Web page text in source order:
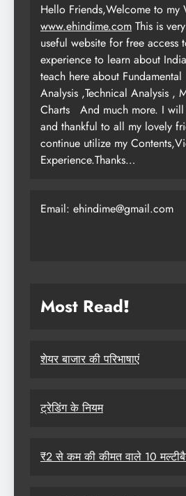
Hello Friends,Welcome to my
www.ehindime.com This is
useful website for free access
experience to learn about
teach here about Fundamental
Analysis ,Technical Analysis ,
Charts
And much more. I
and thankful to all my lovely
continue utilize my
Experience.Thanks…
Email: ehindime@gmail.com
Most Read!
शेयर बाजार की परिभाषाएं
ट्रेडिंग के नियम
₹2 से कम की कीमत वाले 10